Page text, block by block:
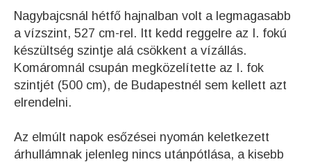
Nagybajcsnál hétfő hajnalban volt a legmagasabb
a vízszint, 527 cm-rel. Itt kedd reggelre az I. fokú
készültség szintje alá csökkent a vízállás.
Komáromnál csupán megközelítette az I. fok
szintjét (500 cm), de Budapestnél sem kellett azt
elrendelni.
Az elmúlt napok esőzései nyomán keletkezett
árhullámnak jelenleg nincs utánpótlása, a kisebb